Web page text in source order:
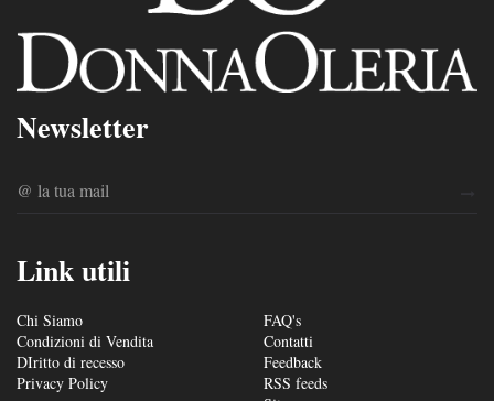
Newsletter
Link utili
Chi Siamo
Condizioni di Vendita
DIritto di recesso
Privacy Policy
FAQ's
Contatti
Feedback
RSS feeds